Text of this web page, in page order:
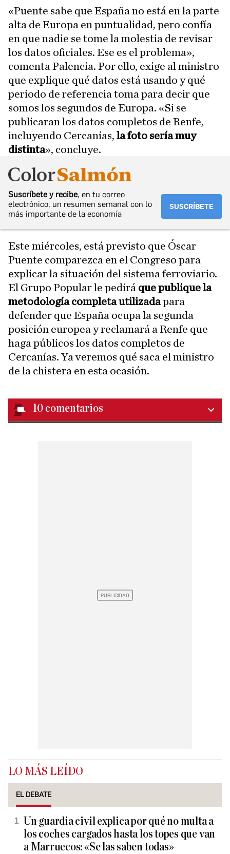
«Puente sabe que España no está en la parte
alta de Europa en puntualidad, pero confía
en que nadie se tome la molestia de revisar
los datos oficiales. Ese es el problema»,
comenta Palencia. Por ello, exige al ministro
que explique qué datos está usando y qué
periodo de referencia toma para decir que
somos los segundos de Europa. «Si se
publicaran los datos completos de Renfe,
incluyendo Cercanías, la foto sería muy
distinta», concluye.
Suscríbete y recibe, en tu correo
electrónico, un resumen semanal con lo
más importante de la economía
SUSCRÍBETE
Este miércoles, está previsto que Óscar
Puente comparezca en el Congreso para
explicar la situación del sistema ferroviario.
El Grupo Popular le pedirá que publique la
metodología completa utilizadapara
defender que España ocupa la segunda
posición europea y reclamará a Renfe que
haga públicos los datos completos de
Cercanías. Ya veremos qué saca el ministro
de la chistera en esta ocasión.
10 comentarios
LO MÁS LEÍDO
EL DEBATE
Un guardia civil explica por qué no multa a
los coches cargados hasta los topes que van
a Marruecos: «Se las saben todas»